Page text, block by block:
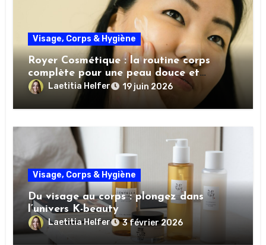
Visage, Corps & Hygiène
Royer Cosmétique : la routine corps
complète pour une peau douce et
nourrieLaetitia Helfer 19 juin 2026
Visage, Corps & Hygiène
Du visage au corps : plongez dans
l’univers K-beauty
Laetitia Helfer 3 février 2026